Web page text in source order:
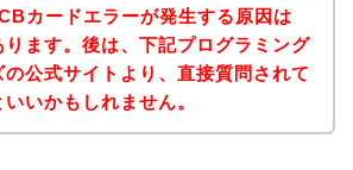
カードエラーが発生する原因は
ります。後は、下記プログラミング
の公式サイトより、直接質問されて
いかもしれません。